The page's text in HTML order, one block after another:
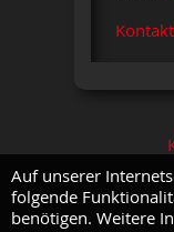
Auf unserer
folgende
benötigen. Weitere